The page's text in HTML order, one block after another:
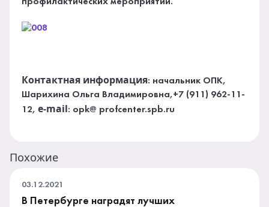
профилактических мероприятий.
Контактная информация: начальник ОПК,
Шарихина Ольга Владимировна,+7 (911) 962-11-
12,e-mail: opk@ profcenter.spb.ru
Похожие
03.12.2021
В Петербурге наградят лучших